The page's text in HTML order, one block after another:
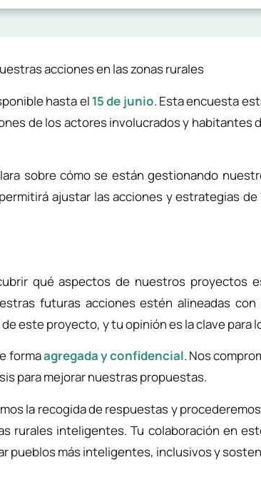
acciones en las zonas rurales
hasta el 15 de junio. Esta encuesta
de los actores involucrados y habitantes
sobre cómo se están gestionando
ajustar las acciones y estrategias
qué aspectos de nuestros proyectos
futuras acciones estén alineadas
este proyecto, y tu opinión es la clave para
formaagregada y confidencial. Nos
para mejorar nuestras propuestas.
la recogida de respuestas y
rurales inteligentes. Tu colaboración en
pueblos más inteligentes, inclusivos y